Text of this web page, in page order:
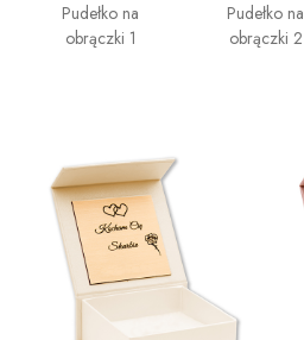
Pudełko na
obrączki 1
Pudełko na
obrączki 2